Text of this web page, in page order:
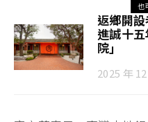
也
返鄉開
進誠十
院」
2025 年